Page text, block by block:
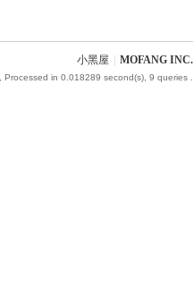
小黑屋 MOFANG INC.
, Processed in 0.018289 second(s), 9 queries .